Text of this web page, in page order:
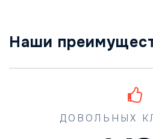
Наши
ДОВОЛЬНЫХ